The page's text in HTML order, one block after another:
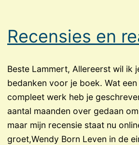
Recensies en
Beste Lammert, Allereerst wil ik
bedanken voor je boek. Wat
compleet werk heb je
aantal maanden over gedaan
maar mijn recensie staat nu
groet,Wendy Born Leven in de